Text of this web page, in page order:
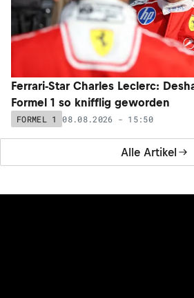
Alle Artikel
Ferrari-Star Charles Leclerc:
Formel 1 so knifflig geworden
FORMEL 1 08.08.2026 - 15:50